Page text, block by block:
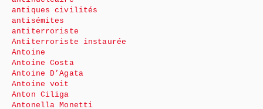
antiques civilités
antisémites
antiterroriste
Antiterroriste instaurée
Antoine
Antoine Costa
Antoine D’Agata
Antoine voit
Anton Ciliga
Antonella Monetti